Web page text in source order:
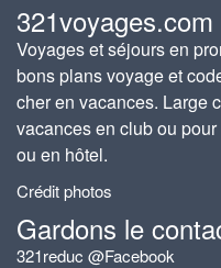
321voyages.com
Voyages et séjours en
bons plans voyage et
cher en vacances. Large
vacances en club ou
ou en hôtel.
Crédit photos
Gardons le
321reduc @Facebook